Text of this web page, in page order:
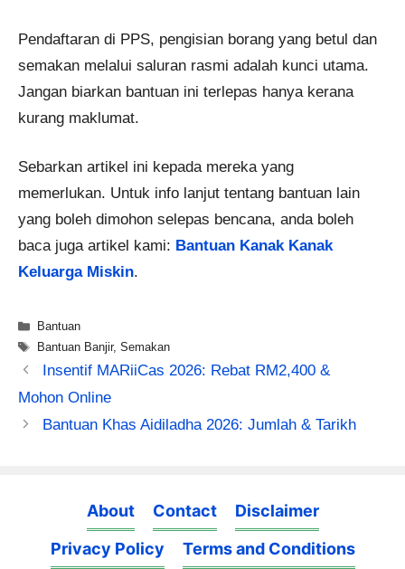
Pendaftaran di PPS, pengisian borang yang betul dan
semakan melalui saluran rasmi adalah kunci utama.
Jangan biarkan bantuan ini terlepas hanya kerana
kurang maklumat.
Sebarkan artikel ini kepada mereka yang
memerlukan. Untuk info lanjut tentang bantuan lain
yang boleh dimohon selepas bencana, anda boleh
baca juga artikel kami: Bantuan Kanak Kanak
Keluarga Miskin.
Categories
Bantuan
Tags
Bantuan Banjir, Semakan
Insentif MARiiCas 2026: Rebat RM2,400 &
Mohon Online
Bantuan Khas Aidiladha 2026: Jumlah & Tarikh
About Contact
Disclaimer
Privacy Policy
Terms and Conditions